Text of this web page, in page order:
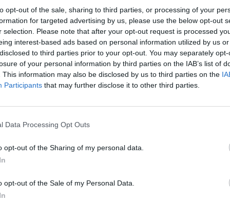
opt-out of the sale, sharing to third parties, or processing of your
for targeted advertising by us, please use the below opt-out
selection. Please note that after your opt-out request is processed
interest-based ads based on personal information utilized by us
to third parties prior to your opt-out. You may separately
of your personal information by third parties on the IAB’s list of
This information may also be disclosed by us to third parties on the
Participants that may further disclose it to other third parties.
Data Processing Opt Outs
opt-out of the Sharing of my personal data.
opt-out of the Sale of my Personal Data.
és serdülők körében kevesebb a Covid-19-
mint a felnőttekében, sokáig úgy gondolták,
nem kell figyelmet fordítanunk. Ugyanakkor a
át a fertőzést társaiknak, családtagjaiknak, a
közel egyharmada intenzív osztályra kerül,
távú hatásait, valamint a gyermekek
a magyar kórházakról írtunk, amelyet javítottunk. A hibáért
adatokkal az Egyesült Államokból rendelkezünk. A
SARS-CoV2 vírussal, viszont az igazolt fertőzöttek...